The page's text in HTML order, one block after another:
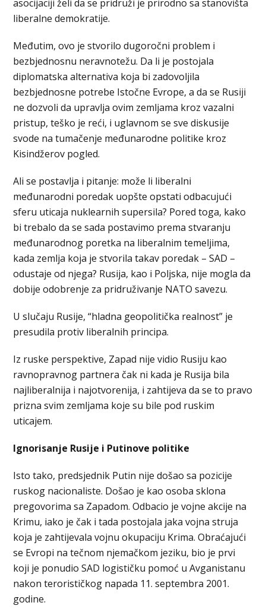
asocijaciji želi da se pridruži je prirodno sa stanovišta
liberalne demokratije.
Međutim, ovo je stvorilo dugoročni problem i
bezbjednosnu neravnotežu. Da li je postojala
diplomatska alternativa koja bi zadovoljila
bezbjednosne potrebe Istočne Evrope, a da se Rusiji
ne dozvoli da upravlja ovim zemljama kroz vazalni
pristup, teško je reći, i uglavnom se sve diskusije
svode na tumačenje međunarodne politike kroz
Kisindžerov pogled.
Ali se postavlja i pitanje: može li liberalni
međunarodni poredak uopšte opstati odbacujući
sferu uticaja nuklearnih supersila? Pored toga, kako
bi trebalo da se sada postavimo prema stvaranju
međunarodnog poretka na liberalnim temeljima,
kada zemlja koja je stvorila takav poredak – SAD –
odustaje od njega? Rusija, kao i Poljska, nije mogla da
dobije odobrenje za pridruživanje NATO savezu.
U slučaju Rusije, “hladna geopolitička realnost” je
presudila protiv liberalnih principa.
Iz ruske perspektive, Zapad nije vidio Rusiju kao
ravnopravnog partnera čak ni kada je Rusija bila
najliberalnija i najotvorenija, i zahtijeva da se to pravo
prizna svim zemljama koje su bile pod ruskim
uticajem.
Ignorisanje Rusije i Putinove politike
Isto tako, predsjednik Putin nije došao sa pozicije
ruskog nacionaliste. Došao je kao osoba sklona
pregovorima sa Zapadom. Odbacio je vojne akcije na
Krimu, iako je čak i tada postojala jaka vojna struja
koja je zahtijevala vojnu okupaciju Krima. Obraćajući
se Evropi na tečnom njemačkom jeziku, bio je prvi
koji je ponudio SAD logističku pomoć u Avganistanu
nakon terorističkog napada 11. septembra 2001.
godine.